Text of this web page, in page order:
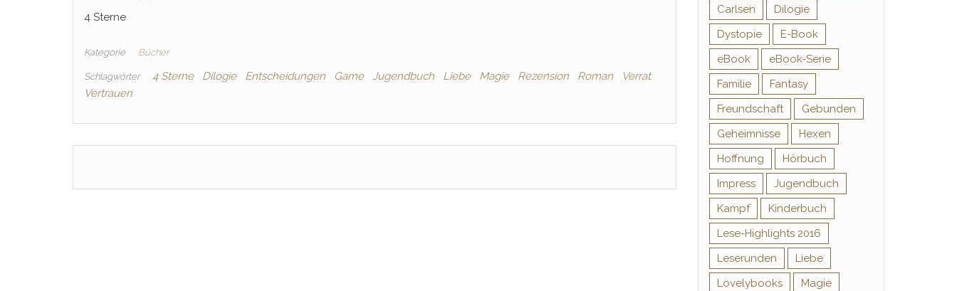
4 Sterne
Kategorie Bücher
Schlagwörter 4 Sterne Dilogie Entscheidungen Game Jugendbuch Liebe Magie Rezension Roman
Verrat
Vertrauen
Carlsen
Dilogie
Dystopie
E-Book
eBook
eBook-Serie
Familie
Fantasy
Freundschaft
Gebunden
Geheimnisse
Hexen
Hoffnung
Hörbuch
Impress
Jugendbuch
Kampf
Kinderbuch
Lese-Highlights 2016
Leserunden
Liebe
Lovelybooks
Magie